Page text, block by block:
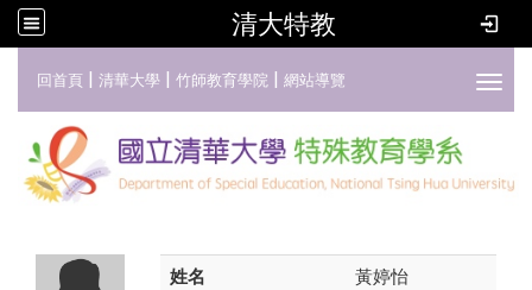
清大特教
回首頁 | 清華大學 | 竹師教育學院 | 網站導覽
姓名 黃婷怡